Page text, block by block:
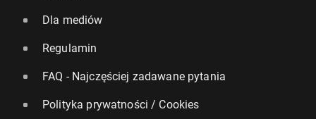
Dla mediów
Regulamin
FAQ - Najczęściej zadawane pytania
Polityka prywatności / Cookies